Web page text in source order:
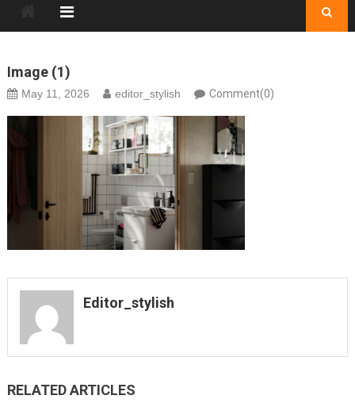
Image (1)
May 11, 2026 editor_stylish Comment(0)
Editor_stylish
RELATED ARTICLES